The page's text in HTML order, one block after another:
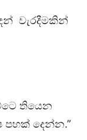
වැරදීමකින්
තියෙන
පහක් දෙන්න.”